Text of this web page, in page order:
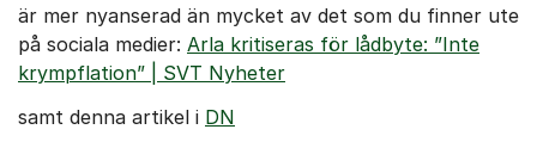
är mer nyanserad än mycket av det som du finner ute
på sociala medier: Arla kritiseras för lådbyte: ”Inte
krympflation” | SVT Nyheter
samt denna artikel i DN